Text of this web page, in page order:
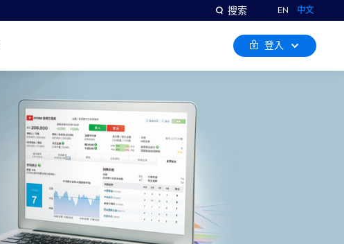
搜索 EN 中文
登入